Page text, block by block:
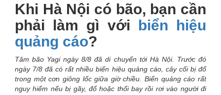
Khi Hà Nội có bão, bạn cần
phải làm gì với biển hiệu
quảng cáo?
Tâm bão Yagi ngày 8/8 đã di chuyển tới Hà Nội. Trước đó
ngày 7/8 đã có rất nhiều biển hiệu quảng cáo, cây cối bị đổ
trong một cơn giông lốc giữa giờ chiều. Biển quảng cáo rất
nguy hiểm nếu bị gãy, đổ hoặc thổi bay rồi rơi vào người đi